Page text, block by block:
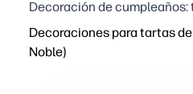
Decoración de
Decoraciones para tartas
Noble)